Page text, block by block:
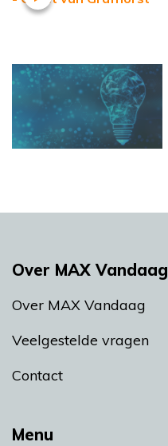
Menu
Over MAX Vandaag
Over MAX Vandaag
Veelgestelde vragen
Contact